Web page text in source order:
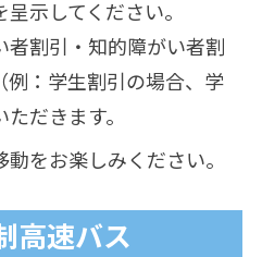
示してください。
者割引・知的障がい者割
例：学生割引の場合、学
だきます。
をお楽しみください。
高速バス